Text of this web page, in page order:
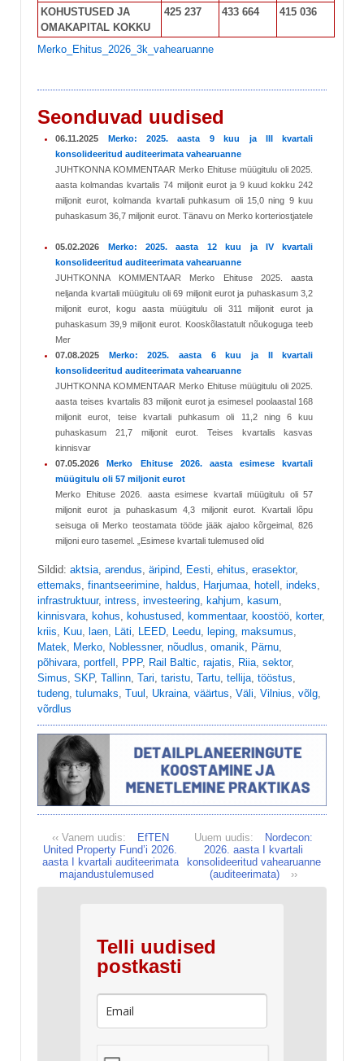
KOHUSTUSED JA
OMAKAPITAL KOKKU
425 237 433 664 415 036
Merko_Ehitus_2026_3k_vahearuanne
Seonduvad uudised
06.11.2025 Merko: 2025. aasta 9 kuu ja III kvartali
konsolideeritud auditeerimata vahearuanne
JUHTKONNA KOMMENTAAR Merko Ehituse müügitulu oli 2025.
aasta kolmandas kvartalis 74 miljonit eurot ja 9 kuud kokku 242
miljonit eurot, kolmanda kvartali puhkasum oli 15,0 ning 9 kuu
puhaskasum 36,7 miljonit eurot. Tänavu on Merko korteriostjatele
05.02.2026 Merko: 2025. aasta 12 kuu ja IV kvartali
konsolideeritud auditeerimata vahearuanne
JUHTKONNA KOMMENTAAR Merko Ehituse 2025. aasta
neljanda kvartali müügitulu oli 69 miljonit eurot ja puhaskasum 3,2
miljonit eurot, kogu aasta müügitulu oli 311 miljonit eurot ja
puhaskasum 39,9 miljonit eurot. Kooskõlastatult nõukoguga teeb
Mer
07.08.2025 Merko: 2025. aasta 6 kuu ja II kvartali
konsolideeritud auditeerimata vahearuanne
JUHTKONNA KOMMENTAAR Merko Ehituse müügitulu oli 2025.
aasta teises kvartalis 83 miljonit eurot ja esimesel poolaastal 168
miljonit eurot, teise kvartali puhkasum oli 11,2 ning 6 kuu
puhaskasum 21,7 miljonit eurot. Teises kvartalis kasvas
kinnisvar
07.05.2026Merko Ehituse 2026. aasta esimese kvartali
müügitulu oli 57 miljonit eurot
Merko Ehituse 2026. aasta esimese kvartali müügitulu oli 57
miljonit eurot ja puhaskasum 4,3 miljonit eurot. Kvartali lõpu
seisuga oli Merko teostamata tööde jääk ajaloo kõrgeimal, 826
miljoni euro tasemel. „Esimese kvartali tulemused olid
Sildid: aktsia, arendus, äripind, Eesti, ehitus, erasektor,
ettemaks, finantseerimine, haldus, Harjumaa, hotell , indeks,
infrastruktuur, intress, investeering, kahjum, kasum,
kinnisvara, kohus, kohustused, kommentaar, koostöö, korter,
kriis, Kuu, laen, Läti, LEED, Leedu, leping, maksumus,
Matek, Merko, Noblessner, nõudlus, omanik, Pärnu,
põhivara, portfell , PPP, Rail Baltic, rajatis, Riia, sektor,
Simus, SKP, Tallinn, Tari, taristu, Tartu, tellija, tööstus,
tudeng, tulumaks, Tuul , Ukraina, väärtus, Väli, Vilnius, võlg,
võrdlus
Uuem uudis:
Nordecon:
2026. aasta I kvartali
konsolideeritud vahearuanne
(auditeerimata)
››
‹‹ Vanem uudis:
EfTEN
United Property Fund’i 2026.
aasta I kvartali auditeerimata
majandustulemused
Telli uudised
postkasti